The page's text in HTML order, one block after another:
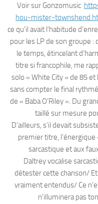
Voir sur Gonzomusic
hou-mister-
ce qu’il avait l’habitude
pour les LP de son groupe
le temps, étincelant
titre si francophile, me
solo « White City » de 85
sans compter le final
de « Baba O’Riley ». Du
taillé sur mesure
D’ailleurs, s’il devait
premier titre, l’énergique
sarcastique et aux
Daltrey vocalise
détester cette chanson/ Et
vraiment entendus/ Ce
n’illuminera pas